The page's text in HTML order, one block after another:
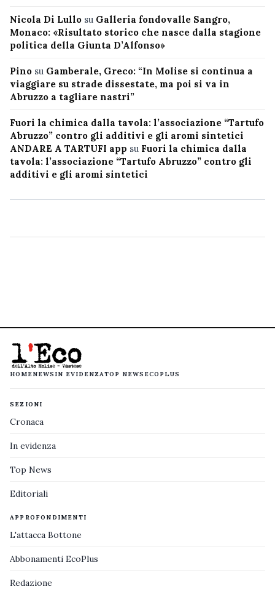
Nicola Di Lullo su Galleria fondovalle Sangro,
Monaco: «Risultato storico che nasce dalla stagione
politica della Giunta D’Alfonso»
Pino su Gamberale, Greco: “In Molise si continua a
viaggiare su strade dissestate, ma poi si va in
Abruzzo a tagliare nastri”
Fuori la chimica dalla tavola: l’associazione “Tartufo
Abruzzo” contro gli additivi e gli aromi sintetici
ANDARE A TARTUFI app su Fuori la chimica dalla
tavola: l’associazione “Tartufo Abruzzo” contro gli
additivi e gli aromi sintetici
HOMENEWS IN EVIDENZATOP NEWS ECOPLUS
SEZIONI
Cronaca
In evidenza
Top News
Editoriali
APPROFONDIMENTI
L'attacca Bottone
Abbonamenti EcoPlus
Redazione